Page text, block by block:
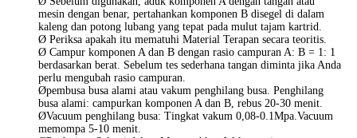
mesin dengan benar, pertahankan komponen B disegel di dalam
kaleng dan potong lubang yang tepat pada mulut tajam kartrid.
Ø Periksa apakah itu mematuhi Material Terapan secara teoritis.
Ø Campur komponen A dan B dengan rasio campuran A: B = 1: 1
berdasarkan berat. Sebelum tes sederhana tangan diminta jika Anda
perlu mengubah rasio campuran.
Øpembusa busa alami atau vakum penghilang busa. Penghilang
busa alami: campurkan komponen A dan B, rebus 20-30 menit.
ØVacuum penghilang busa: Tingkat vakum 0,08-0.1Mpa.Vacuum
memompa 5-10 menit.